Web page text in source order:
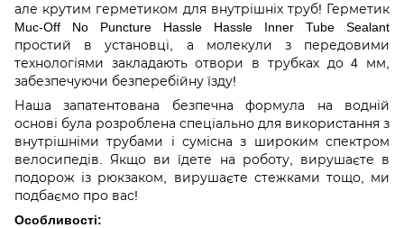
але крутим герметиком для внутрішніх труб! Герметик
Muc-Off No Puncture Hassle Hassle Inner Tube Sealant
простий в установці, а молекули з передовими
технологіями закладають отвори в трубках до 4 мм,
забезпечуючи безперебійну їзду!
Наша запатентована безпечна формула на водній
основі була розроблена спеціально для використання з
внутрішніми трубами і сумісна з широким спектром
велосипедів. Якщо ви їдете на роботу, вирушаєте в
подорож із рюкзаком, вирушаєте стежками тощо, ми
подбаємо про вас!
Особливості: